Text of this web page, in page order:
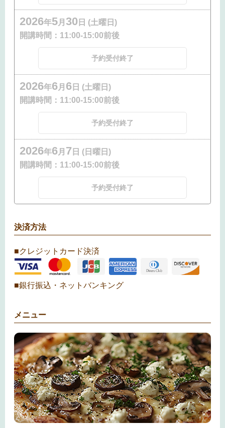
2026年5月 30 日 (土曜日)
開講時間： 11:00-15:00前後
予約受付終了
2026年6月 6 日 (土曜日)
開講時間： 11:00-15:00前後
予約受付終了
2026年6月 7 日 (日曜日)
開講時間： 11:00-15:00前後
予約受付終了
決済方法
■クレジットカード決済
■銀行振込・ネットバンキング
メニュー